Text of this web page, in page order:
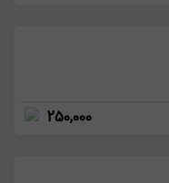
250,000